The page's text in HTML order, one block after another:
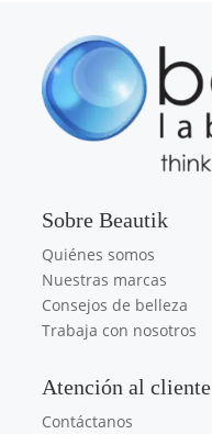
Sobre Beautik
Quiénes somos
Nuestras marcas
Consejos de belleza
Trabaja con nosotros
Atención al cliente
Contáctanos